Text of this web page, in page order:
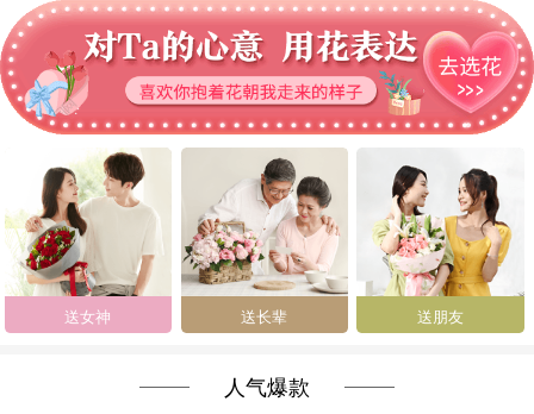
送女神 送长辈 送朋友
人气爆款